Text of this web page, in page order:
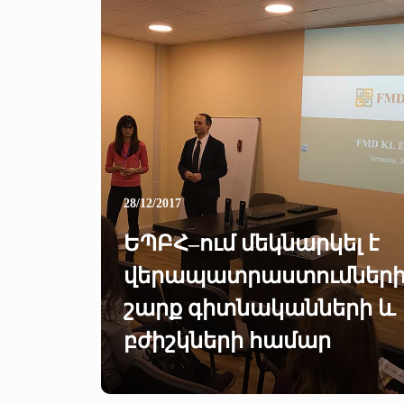
28/12/2017
ԵՊԲՀ–ում մեկնարկել է
շարք գիտնականների և
բժիշկների համար